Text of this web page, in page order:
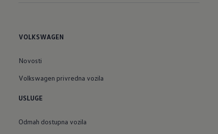
VOLKSWAGEN
Novosti
Volkswagen privredna vozila
USLUGE
Odmah dostupna vozila